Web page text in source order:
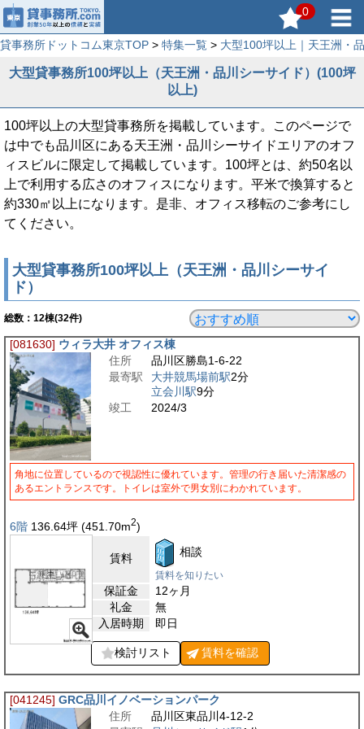
0
貸事務所ドットコム東京TOP > 特集一覧 > 大型100坪以上｜天王洲・
大型貸事務所100坪以上（天王洲・品川シーサイド）(100坪
以上)
100坪以上の大型貸事務所を掲載しています。このページで
は中でも品川区にある天王洲・品川シーサイドエリアのオフ
ィスビルに限定して掲載しています。100坪とは、約50名以
上で利用する広さのオフィスになります。平米で換算すると
約330㎡以上になります。是非、オフィス移転のご参考にし
てください。
大型貸事務所100坪以上（天王洲・品川シーサイ
ド）
総数： 12棟(32件)
[081630] ウィラ大井 オフィス棟
住所
品川区勝島1-6-22
最寄駅
大井競馬場前駅2分
立会川駅9分
竣工
2024/3
角地に位置しているので視認性に優れています。管理の行き届いた清潔感の
あるエントランスです。トイレは室外で男女別にわかれています。
6階 136.64坪 (451.70m2)
賃料 相談
賃料を知りたい
保証金
12ヶ月
礼金
無
入居時期
即日
検討リスト 賃料を確認
[041245] GRC品川イノベーションパーク
住所
品川区東品川4-12-2